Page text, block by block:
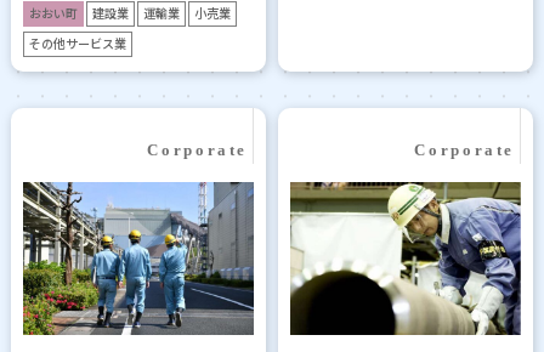
おおい町 建設業 運輸業 小売業
その他サービス業